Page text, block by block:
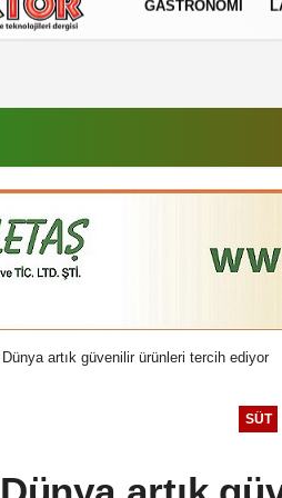
Çerez Politikası
GASTRONOMI
Dünya artık güvenilir ürünleri tercih ediyor
SÜT